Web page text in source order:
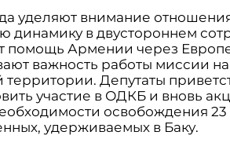
уделяют внимание
динамику в двустороннем
помощь Армении через
важность работы миссии
территории. Депутаты
участие в ОДКБ и вновь
освобождения
удерживаемых в Баку.